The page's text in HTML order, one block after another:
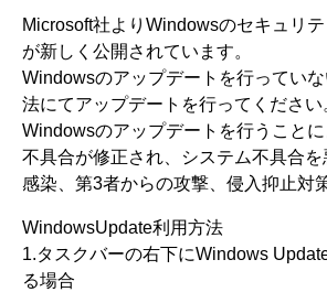
Microsoft社よりWindowsのセキュリ
が新しく公開されています。
Windowsのアップデートを行ってい
法にてアップデートを行ってください
Windowsのアップデートを行うこと
不具合が修正され、システム不具合
感染、第3者からの攻撃、侵入抑止対
WindowsUpdate利用方法
1.タスクバーの右下にWindows
る場合